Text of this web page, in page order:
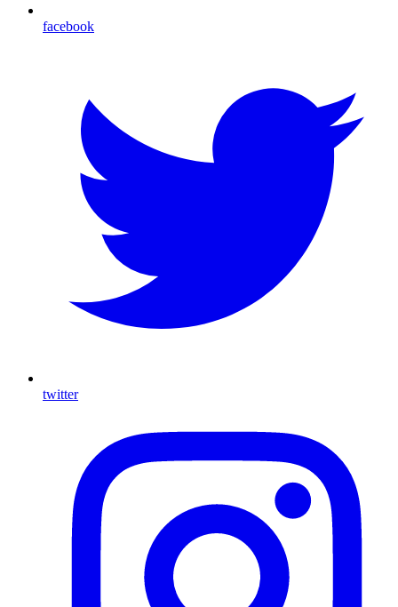
facebook
twitter